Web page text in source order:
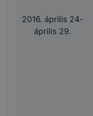
2016. április 24-
április 29.